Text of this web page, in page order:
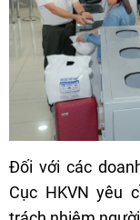
Đối với các
Cục HKVN yêu